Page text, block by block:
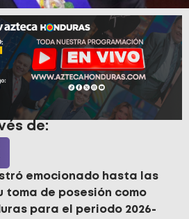
de:
emocionado hasta las
toma de posesión como
para el periodo 2026-